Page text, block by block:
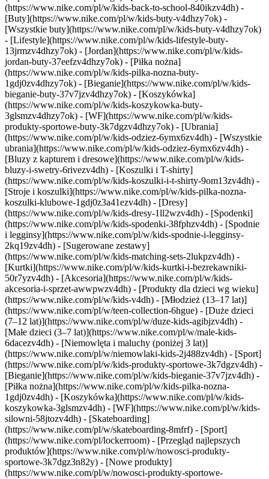
(https://www.nike.com/pl/w/kids-back-to-school-840ikzv4dh) -
[Buty](https://www.nike.com/pl/w/kids-buty-v4dhzy7ok) -
[Wszystkie buty](https://www.nike.com/pl/w/kids-buty-v4dhzy7ok)
- [Lifestyle](https://www.nike.com/pl/w/kids-lifestyle-buty-
13jrmzv4dhzy7ok) - [Jordan](https://www.nike.com/pl/w/kids-
jordan-buty-37eefzv4dhzy7ok) - [Piłka nożna]
(https://www.nike.com/pl/w/kids-pilka-nozna-buty-
1gdj0zv4dhzy7ok) - [Bieganie](https://www.nike.com/pl/w/kids-
bieganie-buty-37v7jzv4dhzy7ok) - [Koszykówka]
(https://www.nike.com/pl/w/kids-koszykowka-buty-
3glsmzv4dhzy7ok) - [WF](https://www.nike.com/pl/w/kids-
produkty-sportowe-buty-3k7dgzv4dhzy7ok) - [Ubrania]
(https://www.nike.com/pl/w/kids-odziez-6ymx6zv4dh) - [Wszystkie
ubrania](https://www.nike.com/pl/w/kids-odziez-6ymx6zv4dh) -
[Bluzy z kapturem i dresowe](https://www.nike.com/pl/w/kids-
bluzy-i-swetry-6rivezv4dh) - [Koszulki i T-shirty]
(https://www.nike.com/pl/w/kids-koszulki-i-t-shirty-9om13zv4dh) -
[Stroje i koszulki](https://www.nike.com/pl/w/kids-pilka-nozna-
koszulki-klubowe-1gdj0z3a41ezv4dh) - [Dresy]
(https://www.nike.com/pl/w/kids-dresy-1ll2wzv4dh) - [Spodenki]
(https://www.nike.com/pl/w/kids-spodenki-38fphzv4dh) - [Spodnie
i legginsy](https://www.nike.com/pl/w/kids-spodnie-i-legginsy-
2kq19zv4dh) - [Sugerowane zestawy]
(https://www.nike.com/pl/w/kids-matching-sets-2lukpzv4dh) -
[Kurtki](https://www.nike.com/pl/w/kids-kurtki-i-bezrekawniki-
50r7yzv4dh) - [Akcesoria](https://www.nike.com/pl/w/kids-
akcesoria-i-sprzet-awwpwzv4dh) - [Produkty dla dzieci wg wieku]
(https://www.nike.com/pl/w/kids-v4dh) - [Młodzież (13–17 lat)]
(https://www.nike.com/pl/w/teen-collection-6hgue) - [Duże dzieci
(7–12 lat)](https://www.nike.com/pl/w/duze-kids-agibjzv4dh) -
[Małe dzieci (3–7 lat)](https://www.nike.com/pl/w/male-kids-
6dacezv4dh) - [Niemowlęta i maluchy (poniżej 3 lat)]
(https://www.nike.com/pl/w/niemowlaki-kids-2j488zv4dh) - [Sport]
(https://www.nike.com/pl/w/kids-produkty-sportowe-3k7dgzv4dh) -
[Bieganie](https://www.nike.com/pl/w/kids-bieganie-37v7jzv4dh) -
[Piłka nożna](https://www.nike.com/pl/w/kids-pilka-nozna-
1gdj0zv4dh) - [Koszykówka](https://www.nike.com/pl/w/kids-
koszykowka-3glsmzv4dh) - [WF](https://www.nike.com/pl/w/kids-
silowni-58jtozv4dh) - [Skateboarding]
(https://www.nike.com/pl/w/skateboarding-8mfrf) - [Sport]
(https://www.nike.com/pl/lockerroom) - [Przegląd najlepszych
produktów](https://www.nike.com/pl/w/nowosci-produkty-
sportowe-3k7dgz3n82y) - [Nowe produkty]
(https://www.nike.com/pl/w/nowosci-produkty-sportowe-